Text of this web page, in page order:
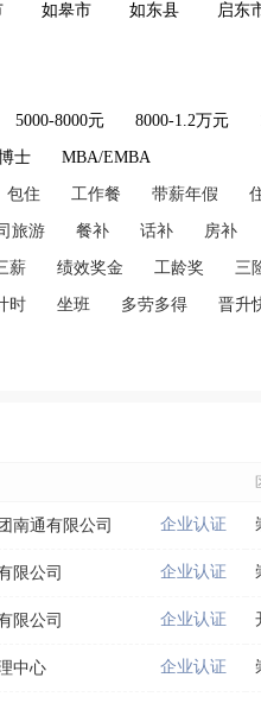
如皋市 如东县 启东
5000-8000元 8000-1.2万元
士 MBA/EMBA
包住 工作餐 带薪年假
旅游 餐补 话补 房补
薪 绩效奖金 工龄奖 三
时 坐班 多劳多得 晋升
南通有限公司 企业认证
限公司 企业认证
限公司 企业认证
中心 企业认证